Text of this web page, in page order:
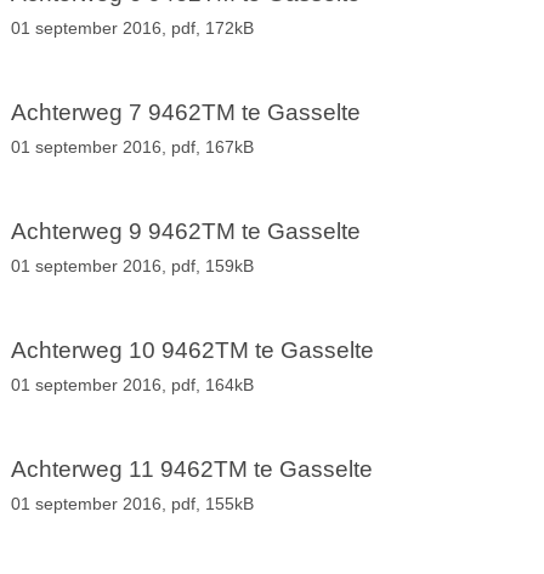
01 september 2016, pdf, 172kB
Achterweg 7 9462TM te Gasselte
01 september 2016, pdf, 167kB
Achterweg 9 9462TM te Gasselte
01 september 2016, pdf, 159kB
Achterweg 10 9462TM te Gasselte
01 september 2016, pdf, 164kB
Achterweg 11 9462TM te Gasselte
01 september 2016, pdf, 155kB